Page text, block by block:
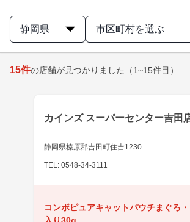
静岡県 市区町村を選ぶ
15件の店舗が見つかりました （1~15件目）
カインズ スーパーセンター吉田
静岡県榛原郡吉田町住吉1230
TEL: 0548-34-3111
コンボピュアキャットパウチまぐろ
入り30g